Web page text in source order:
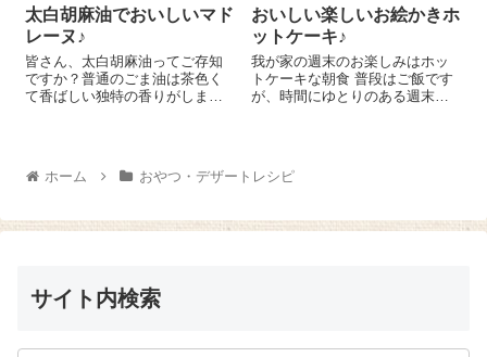
太白胡麻油でおいしいマド
レーヌ♪
皆さん、太白胡麻油ってご存知
ですか？普通のごま油は茶色く
て香ばしい独特の香りがします
日はそんな太白胡麻油を使った
おいしい楽しいお絵かきホ
ットケーキ♪
我が家の週末のお楽しみはホッ
トケーキな朝食 普段はご飯です
が、時間にゆとりのある週末の
きながら自分達でホットケーキ
ホーム おやつ・デザートレシピ
サイト内検索